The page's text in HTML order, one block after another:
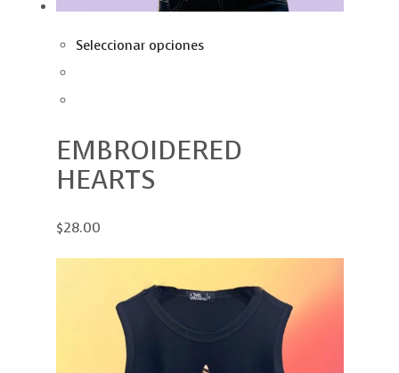
Seleccionar opciones
EMBROIDERED
HEARTS
$28.00